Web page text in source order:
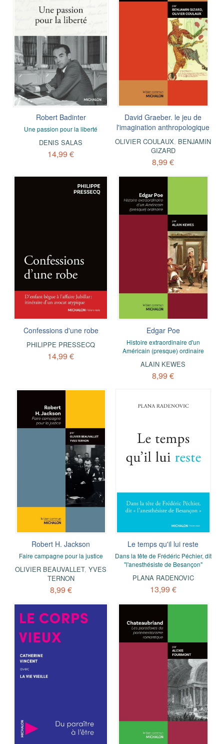
Robert Badinter
Une passion pour la liberté
DENIS SALAS
14,99 €
David Graeber. le jeu de
l'imagination anthropologique
OLIVIER COULAUX, BENJAMIN
GIZARD
8,99 €
Confessions d'une robe
PHILIPPE PRESSECQ
14,99 €
Edgar Poe
Histoire extraordinaire d'un
Américain (presque) ordinaire
ALAIN KEWES
8,99 €
Robert H. Jackson
Faire campagne pour la justice
OLIVIER BEAUVALLET,YVES
TERNON
8,99 €
Le temps qu'il lui reste
Dans la tête de Frédéric Péchier, dit
"l'anesthésiste de Besançon"
PLANA RADENOVIC
13,99 €